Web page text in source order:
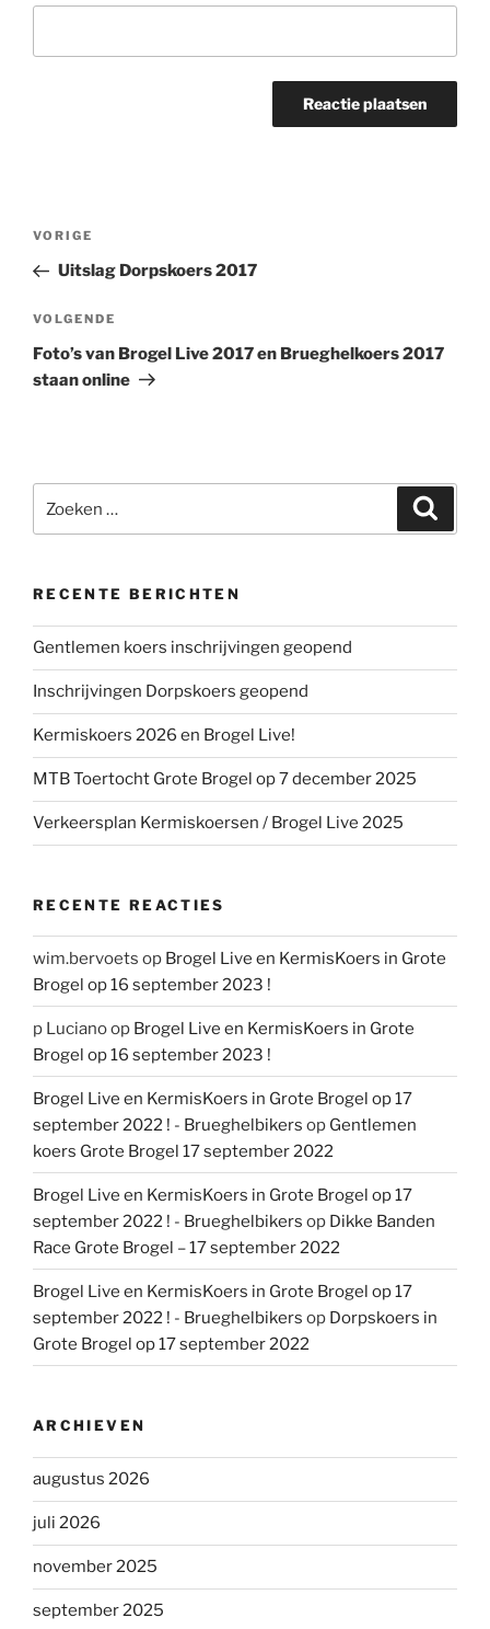
Bericht
Vorig
bericht
VORIGE
Uitslag Dorpskoers 2017
Volgend
bericht
VOLGENDE
Foto’s van Brogel Live 2017 en Brueghelkoers 2017
staan online
naar:
RECENTE BERICHTEN
Gentlemen koers inschrijvingen geopend
Inschrijvingen Dorpskoers geopend
Kermiskoers 2026 en Brogel Live!
MTB Toertocht Grote Brogel op 7 december 2025
Verkeersplan Kermiskoersen / Brogel Live 2025
RECENTE REACTIES
wim.bervoets op Brogel Live en KermisKoers in Grote
Brogel op 16 september 2023 !
p Lucianoop Brogel Live en KermisKoers in Grote
Brogel op 16 september 2023 !
Brogel Live en KermisKoers in Grote Brogel op 17
september 2022 ! - Brueghelbikers op Gentlemen
koers Grote Brogel 17 september 2022
Brogel Live en KermisKoers in Grote Brogel op 17
september 2022 ! - Brueghelbikers op Dikke Banden
Race Grote Brogel – 17 september 2022
Brogel Live en KermisKoers in Grote Brogel op 17
september 2022 ! - Brueghelbikers op Dorpskoers in
Grote Brogel op 17 september 2022
ARCHIEVEN
augustus 2026
juli 2026
november 2025
september 2025